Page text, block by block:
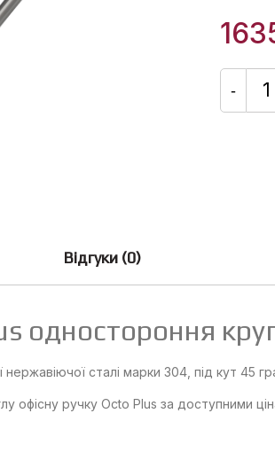
-
Octo
Plus
Відгуки (0)
одностороння
нержавіючої сталі марки 304, під кут 45
офісну ручку Octo Plus за доступними